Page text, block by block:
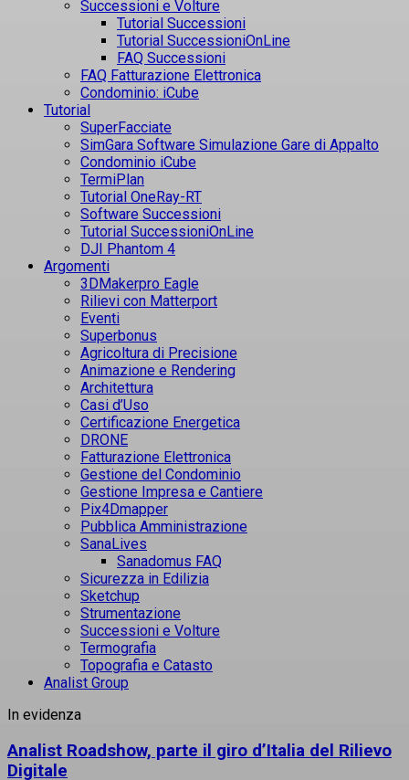
Successioni e Volture
Tutorial Successioni
Tutorial SuccessioniOnLine
FAQ Successioni
FAQ Fatturazione Elettronica
Condominio: iCube
Tutorial
SuperFacciate
SimGara Software Simulazione Gare di Appalto
Condominio iCube
TermiPlan
Tutorial OneRay-RT
Software Successioni
Tutorial SuccessioniOnLine
DJI Phantom 4
Argomenti
3DMakerpro Eagle
Rilievi con Matterport
Eventi
Superbonus
Agricoltura di Precisione
Animazione e Rendering
Architettura
Casi d’Uso
Certificazione Energetica
DRONE
Fatturazione Elettronica
Gestione del Condominio
Gestione Impresa e Cantiere
Pix4Dmapper
Pubblica Amministrazione
SanaLives
Sanadomus FAQ
Sicurezza in Edilizia
Sketchup
Strumentazione
Successioni e Volture
Termografia
Topografia e Catasto
Analist Group
In evidenza
Analist Roadshow, parte il giro d’Italia del Rilievo
Digitale